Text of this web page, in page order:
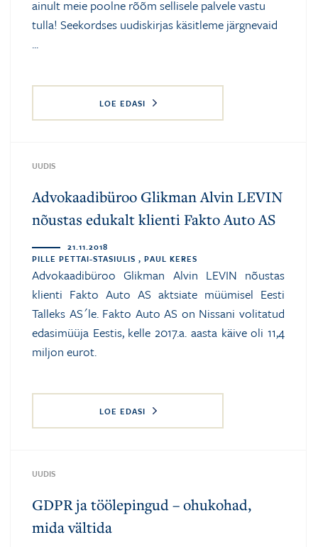
ainult meie poolne rõõm sellisele palvele vastu
tulla! Seekordses uudiskirjas käsitleme järgnevaid
...
LOE EDASI
UUDIS
Advokaadibüroo Glikman Alvin LEVIN
nõustas edukalt klienti Fakto Auto AS
21.11.2018
PILLE PETTAI-STASIULIS , PAUL KERES
Advokaadibüroo Glikman Alvin LEVIN nõustas
klienti Fakto Auto AS aktsiate müümisel Eesti
Talleks AS´le. Fakto Auto AS on Nissani volitatud
edasimüüja Eestis, kelle 2017.a. aasta käive oli 11,4
miljon eurot.
LOE EDASI
UUDIS
GDPR ja töölepingud – ohukohad,
mida vältida